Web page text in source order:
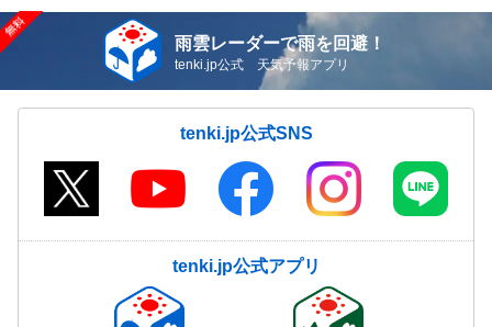
雨雲レーダーで雨を回避！
tenki.jp公式 天気予報アプリ
tenki.jp公式SNS
tenki.jp公式アプリ